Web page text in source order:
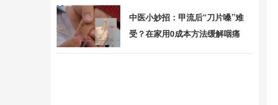
中医小妙招：甲流后“刀片嗓”难
受？在家用0成本方法缓解咽痛